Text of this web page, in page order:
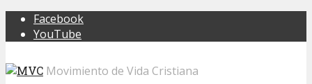
Facebook
YouTube
Movimiento de Vida Cristiana